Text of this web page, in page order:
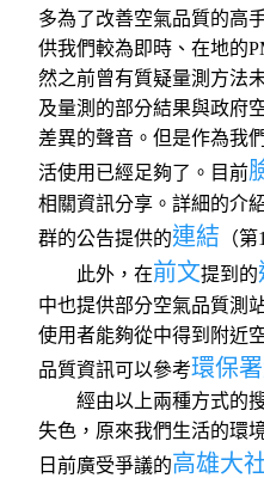
多為了改善空氣品質的高
供我們較為即時、在地的
然之前曾有質疑量測方法
及量測的部分結果與政府
差異的聲音。但是作為我
活使用已經足夠了。目前
相關資訊分享。詳細的介
群的公告提供的連結 （
此外，在前文提到的
中也提供部分空氣品質測
使用者能夠從中得到附近
品質資訊可以參考環保
經由以上兩種方式的搜
失色，原來我們生活的環
日前廣受爭議的高雄大